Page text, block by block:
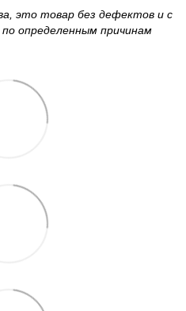
это товар без дефектов и с
определенным причинам